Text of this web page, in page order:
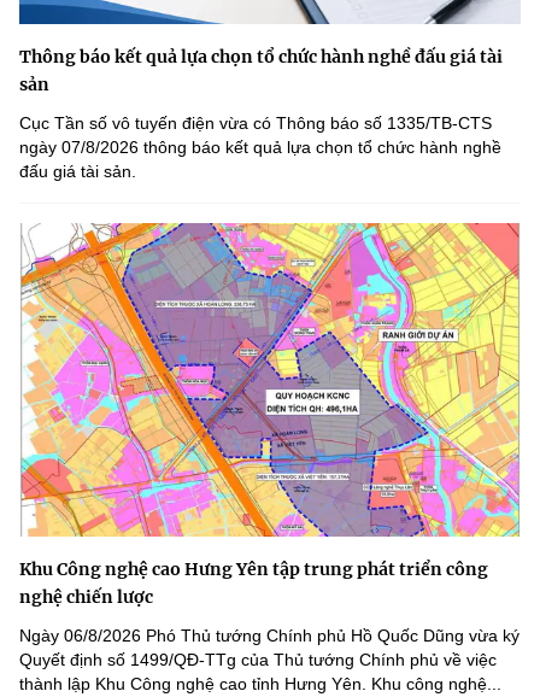
Thông báo kết quả lựa chọn tổ chức hành nghề đấu giá tài
sản
Cục Tần số vô tuyến điện vừa có Thông báo số 1335/TB-CTS
ngày 07/8/2026 thông báo kết quả lựa chọn tổ chức hành nghề
đấu giá tài sản.
Khu Công nghệ cao Hưng Yên tập trung phát triển công
nghệ chiến lược
Ngày 06/8/2026 Phó Thủ tướng Chính phủ Hồ Quốc Dũng vừa ký
Quyết định số 1499/QĐ-TTg của Thủ tướng Chính phủ về việc
thành lập Khu Công nghệ cao tỉnh Hưng Yên. Khu công nghệ...